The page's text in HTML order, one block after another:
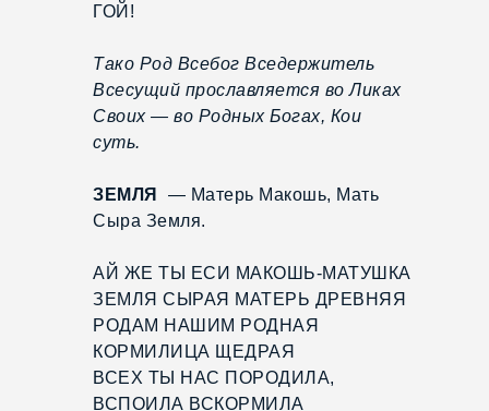
ГОЙ!
Тако Род Всебог Вседержитель
Всесущий прославляется во Ликах
Своих — во Родных Богах, Кои
суть.
ЗЕМЛЯ
— Матерь Макошь, Мать
Сыра Земля.
АЙ ЖЕ ТЫ ЕСИ МАКОШЬ-МАТУШКА
ЗЕМЛЯ СЫРАЯ МАТЕРЬ ДРЕВНЯЯ
РОДАМ НАШИМ РОДНАЯ
КОРМИЛИЦА ЩЕДРАЯ
ВСЕХ ТЫ НАС ПОРОДИЛА,
ВСПОИЛА ВСКОРМИЛА